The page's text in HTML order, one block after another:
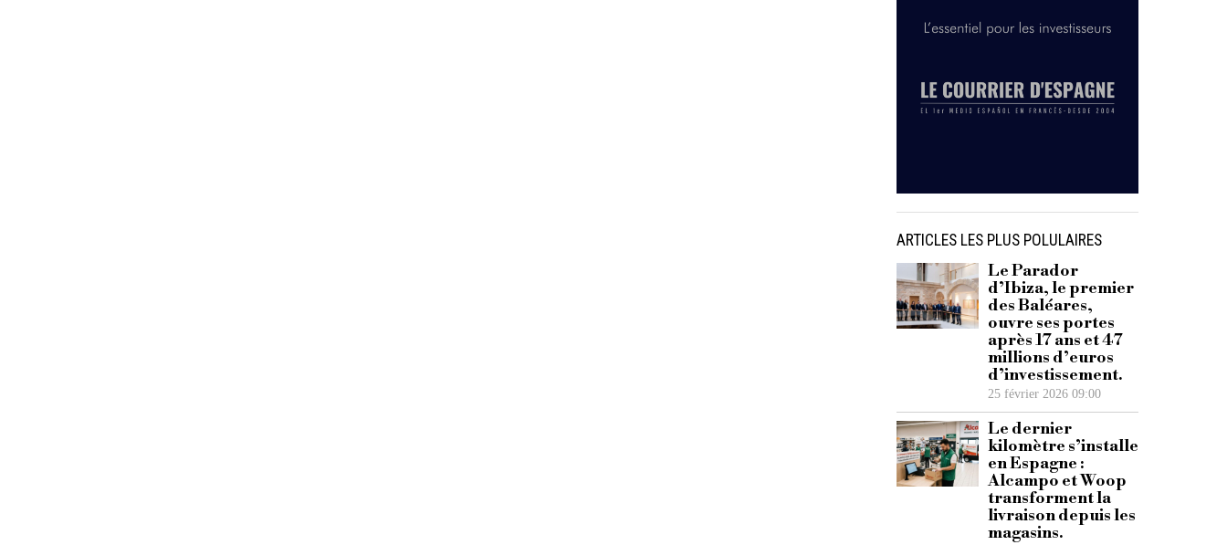
ARTICLES LES PLUS POLULAIRES
Le Parador
d’Ibiza, le premier
des Baléares,
ouvre ses portes
après 17 ans et 47
millions d’euros
d’investissement.
25 février 2026 09:00
Le dernier
kilomètre s’installe
en Espagne :
Alcampo et Woop
transforment la
livraison depuis les
magasins.